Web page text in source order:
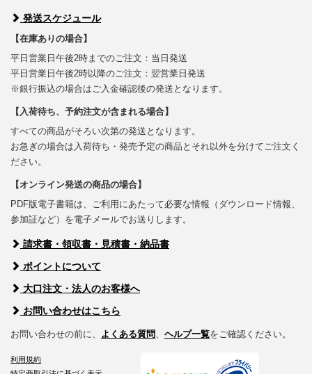
発送スケジュール
【在庫ありの場合】
平日営業日午後2時までのご注文：当日発送
平日営業日午後2時以降のご注文：翌営業日発送
※銀行振込の場合はご入金確認後の発送となります。
【入荷待ち、予約注文が含まれる場合】
すべての商品がそろい次第の発送となります。
お急ぎの場合は入荷待ち・発売予定の商品とそれ以外を分けてご注文く
ださい。
【オンライン発送の商品の場合】
PDF版電子書籍は、ご利用にあたって必要な情報（ダウンロード情報、
参加証など）を電子メールでお送りします。
請求書・領収書・見積書・納品書
ポイントについて
大口注文・法人のお客様へ
お問い合わせはこちら
お問い合わせの前に、 よくある質問、 ヘルプ一覧をご確認ください。
利用規約